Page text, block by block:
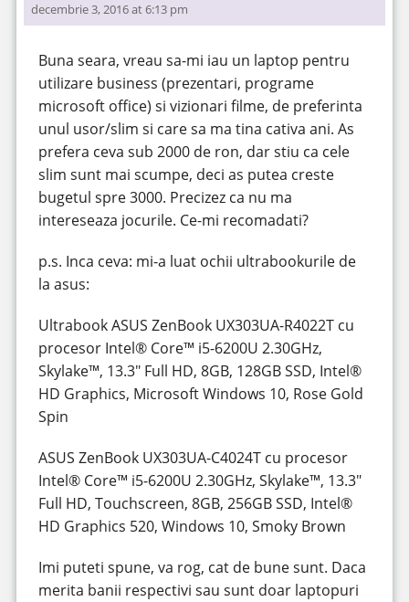
decembrie 3, 2016 at 6:13 pm
Buna seara, vreau sa-mi iau un laptop pentru
utilizare business (prezentari, programe
microsoft office) si vizionari filme, de preferinta
unul usor/slim si care sa ma tina cativa ani. As
prefera ceva sub 2000 de ron, dar stiu ca cele
slim sunt mai scumpe, deci as putea creste
bugetul spre 3000. Precizez ca nu ma
intereseaza jocurile. Ce-mi recomadati?
p.s. Inca ceva: mi-a luat ochii ultrabookurile de
la asus:
Ultrabook ASUS ZenBook UX303UA-R4022T cu
procesor Intel® Core™ i5-6200U 2.30GHz,
Skylake™, 13.3″ Full HD, 8GB, 128GB SSD, Intel®
HD Graphics, Microsoft Windows 10, Rose Gold
Spin
ASUS ZenBook UX303UA-C4024T cu procesor
Intel® Core™ i5-6200U 2.30GHz, Skylake™, 13.3″
Full HD, Touchscreen, 8GB, 256GB SSD, Intel®
HD Graphics 520, Windows 10, Smoky Brown
Imi puteti spune, va rog, cat de bune sunt. Daca
merita banii respectivi sau sunt doar laptopuri